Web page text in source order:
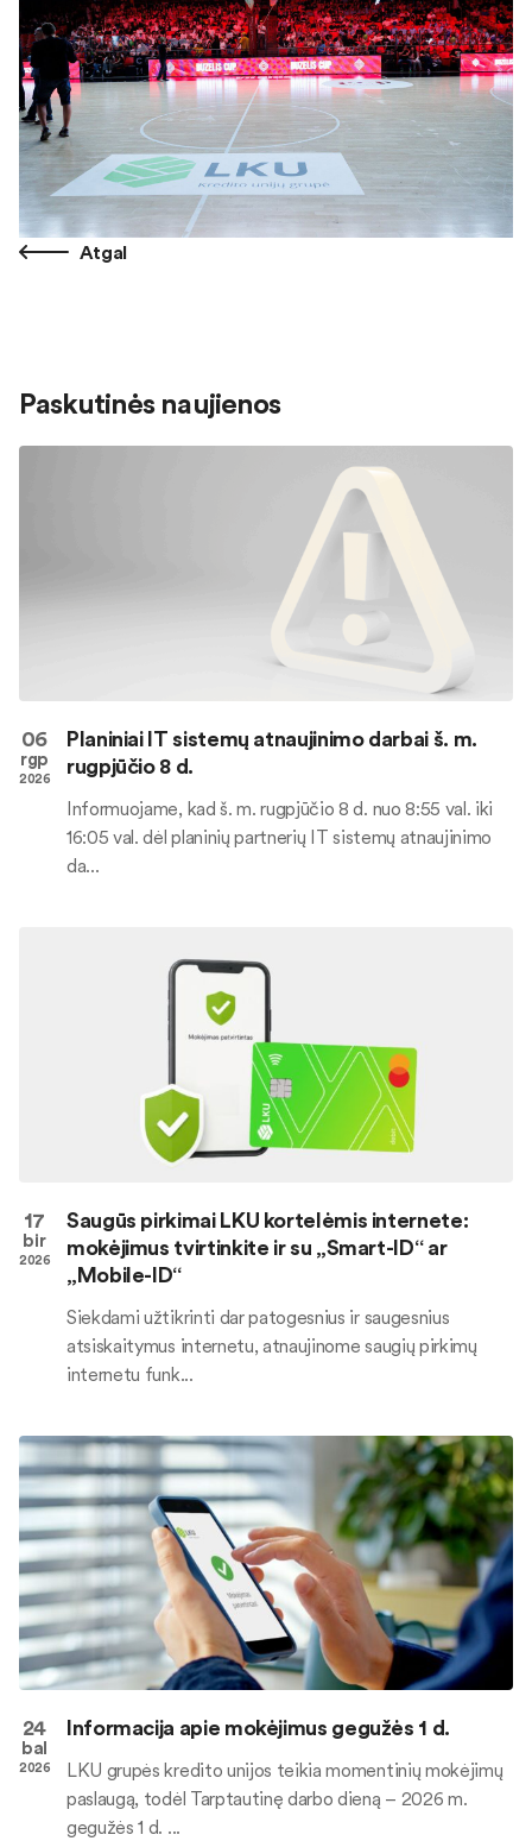
Atgal
Paskutinės naujienos
06
rgp
2026
Planiniai IT sistemų atnaujinimo darbai š. m.
rugpjūčio 8 d.
Informuojame, kad š. m. rugpjūčio 8 d. nuo 8:55 val. iki
16:05 val. dėl planinių partnerių IT sistemų atnaujinimo
da...
17
bir
2026
Saugūs pirkimai LKU kortelėmis internete:
mokėjimus tvirtinkite ir su „Smart-ID“ ar
„Mobile-ID“
Siekdami užtikrinti dar patogesnius ir saugesnius
atsiskaitymus internetu, atnaujinome saugių pirkimų
internetu funk...
24
bal
2026
Informacija apie mokėjimus gegužės 1 d.
LKU grupės kredito unijos teikia momentinių mokėjimų
paslaugą, todėl Tarptautinę darbo dieną – 2026 m.
gegužės 1 d. ...